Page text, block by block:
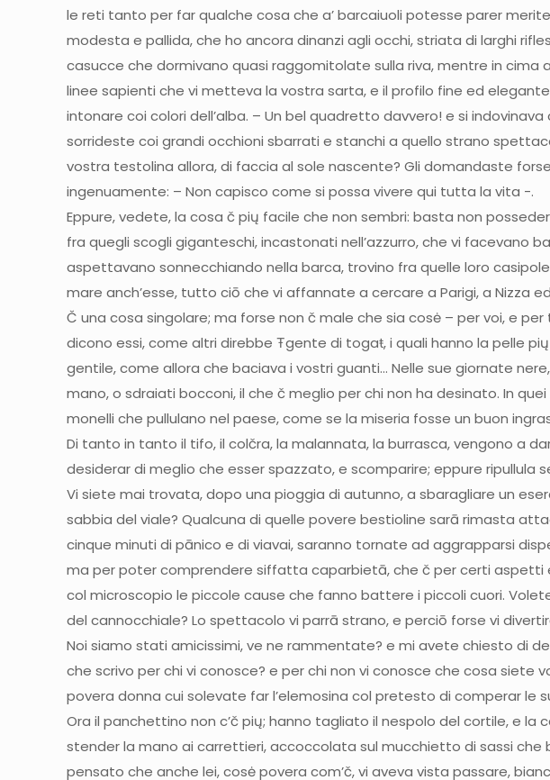
le reti tanto per far qualche cosa che a’ barcaiuoli potesse parer
modesta e pallida, che ho ancora dinanzi agli occhi, striata di larghi
casucce che dormivano quasi raggomitolate sulla riva, mentre in
linee sapienti che vi metteva la vostra sarta, e il profilo fine ed
intonare coi colori dell’alba. – Un bel quadretto davvero! e si
sorrideste coi grandi occhioni sbarrati e stanchi a quello strano
vostra testolina allora, di faccia al sole nascente? Gli domandaste
ingenuamente: – Non capisco come si possa vivere qui tutta la vita -.
Eppure, vedete, la cosa č pių facile che non sembri: basta non
fra quegli scogli giganteschi, incastonati nell’azzurro, che vi facevano
aspettavano sonnecchiando nella barca, trovino fra quelle loro
mare anch’esse, tutto ciō che vi affannate a cercare a Parigi, a Nizza
Č una cosa singolare; ma forse non č male che sia cosė – per voi, e
dicono essi, come altri direbbe Ŧgente di togaŧ, i quali hanno la pelle
gentile, come allora che baciava i vostri guanti… Nelle sue giornate
mano, o sdraiati bocconi, il che č meglio per chi non ha desinato. In
monelli che pullulano nel paese, come se la miseria fosse un buon
Di tanto in tanto il tifo, il colčra, la malannata, la burrasca, vengono a
desiderar di meglio che esser spazzato, e scomparire; eppure ripullula
Vi siete mai trovata, dopo una pioggia di autunno, a sbaragliare un
sabbia del viale? Qualcuna di quelle povere bestioline sarā rimasta
cinque minuti di pānico e di viavai, saranno tornate ad aggrapparsi
ma per poter comprendere siffatta caparbietā, che č per certi aspetti
col microscopio le piccole cause che fanno battere i piccoli cuori.
del cannocchiale? Lo spettacolo vi parrā strano, e perciō forse vi
Noi siamo stati amicissimi, ve ne rammentate? e mi avete chiesto di
che scrivo per chi vi conosce? e per chi non vi conosce che cosa siete
povera donna cui solevate far l’elemosina col pretesto di comperar le
Ora il panchettino non c’č pių; hanno tagliato il nespolo del cortile, e la
stender la mano ai carrettieri, accoccolata sul mucchietto di sassi che
pensato che anche lei, cosė povera com’č, vi aveva vista passare,